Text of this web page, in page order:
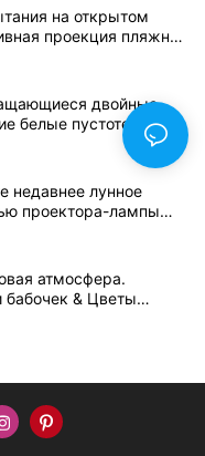
на открытом
проекция пляжной
двойные
белые пустотелые
🌟🔄✨
недавнее лунное
проектора-лампы
атмосфера.
бабочек & Цветы